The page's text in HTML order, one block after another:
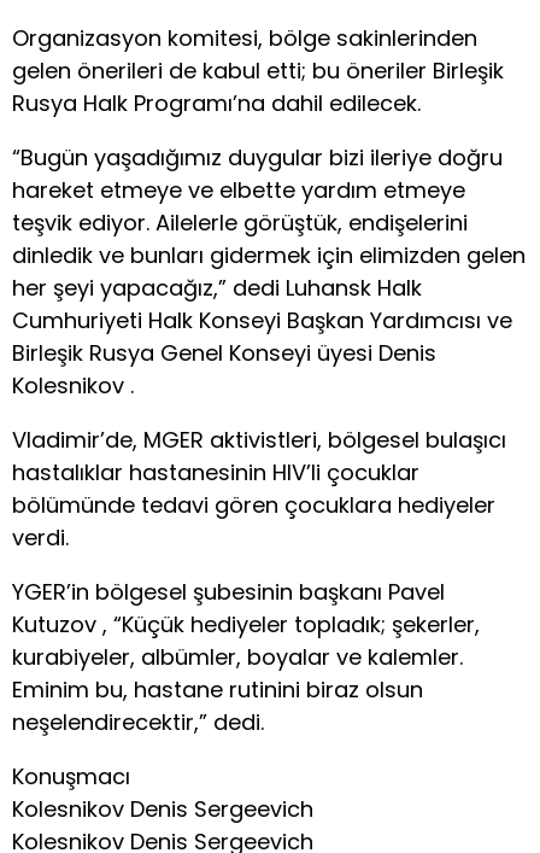
Organizasyon komitesi, bölge sakinlerinden
gelen önerileri de kabul etti; bu öneriler Birleşik
Rusya Halk Programı’na dahil edilecek.
“Bugün yaşadığımız duygular bizi ileriye doğru
hareket etmeye ve elbette yardım etmeye
teşvik ediyor. Ailelerle görüştük, endişelerini
dinledik ve bunları gidermek için elimizden gelen
her şeyi yapacağız,” dedi Luhansk Halk
Cumhuriyeti Halk Konseyi Başkan Yardımcısı ve
Birleşik Rusya Genel Konseyi üyesi Denis
Kolesnikov .
Vladimir’de, MGER aktivistleri, bölgesel bulaşıcı
hastalıklar hastanesinin HIV’li çocuklar
bölümünde tedavi gören çocuklara hediyeler
verdi.
YGER’in bölgesel şubesinin başkanı Pavel
Kutuzov , “Küçük hediyeler topladık; şekerler,
kurabiyeler, albümler, boyalar ve kalemler.
Eminim bu, hastane rutinini biraz olsun
neşelendirecektir,” dedi.
Konuşmacı
Kolesnikov Denis Sergeevich
Kolesnikov Denis Sergeevich